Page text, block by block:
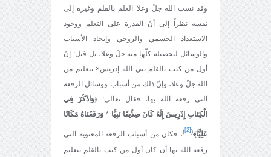
وقد نسب الله جلّ وعلا العلم بالقلم وغيره إلى
نفسه نظراً إلى أنّ القدرة على التعلم ووجود
الاستعداد الجسمي والروحي وإيجاد الأسباب
والوسائل لتحصيله كلّها منه جلّ وعلا، بل قيل: إنّ
أول من كتب بالقلم نبي الله إدريس× بتعليم من
الله جلّ وعلا، وإنّ ذلك من أسباب ووسائل الرفعة
التي رفعه الله بها، فقال تعالى: ﴿وَاذْكُرْ فِي
الْكِتَابِ إِدْرِيسَ إِنَّهُ كَانَ صِدِّيقًا نَبِيًّا*وَرَفَعْنَاهُ مَكَانًا
عَلِيًّا﴾(
[2]
)، فكان من أسباب الرفعة المعنوية التي
رفعه الله بها أن كان أول من كتب بالقلم بتعليم